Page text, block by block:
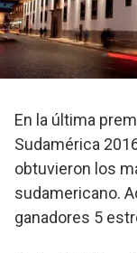
En la última
Sudamérica
obtuvieron los
sudamericano.
ganadores 5